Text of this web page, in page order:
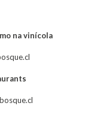
na vinícola